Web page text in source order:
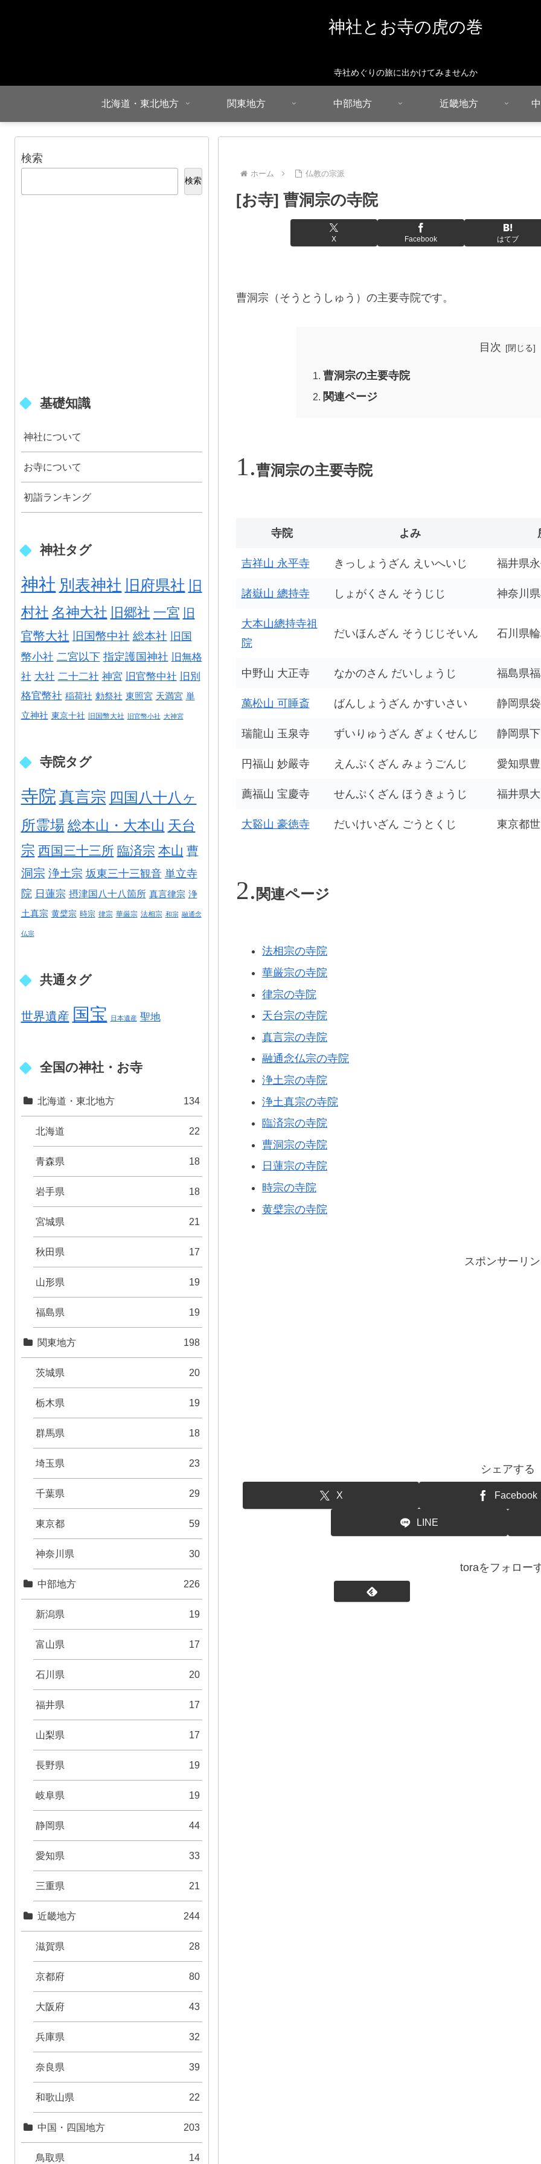
神社とお寺の虎の巻
寺社めぐりの旅に出かけてみませんか
北海道・東北地方 関東地方 中部地方 近畿地方
ホーム 仏教の宗派
[お寺] 曹洞宗の寺院
X Facebook はてブ
曹洞宗（そうとうしゅう）の主要寺院です。
目次
曹洞宗の主要寺院
関連ページ
曹洞宗の主要寺院
寺院 よみ
吉祥山 永平寺 きっしょうざん えいへいじ 福井県
諸嶽山 總持寺 しょがくさん そうじじ 神奈川
大本山總持寺祖
院
だいほんざん そうじじそいん 石川県
中野山 大正寺 なかのさん だいしょうじ 福島県
萬松山 可睡斎 ばんしょうざん かすいさい 静岡県
瑞龍山 玉泉寺 ずいりゅうざん ぎょくせんじ 静岡県
円福山 妙嚴寺 えんぷくざん みょうごんじ 愛知県
薦福山 宝慶寺 せんぷくざん ほうきょうじ 福井県
大谿山 豪徳寺 だいけいざん ごうとくじ 東京都
関連ページ
法相宗の寺院
華厳宗の寺院
律宗の寺院
天台宗の寺院
真言宗の寺院
融通念仏宗の寺院
浄土宗の寺院
浄土真宗の寺院
臨済宗の寺院
曹洞宗の寺院
日蓮宗の寺院
時宗の寺院
黄檗宗の寺院
スポンサーリ
シェアする
X Facebook
LINE
toraをフォロー
検索
検索
基礎知識
神社について
お寺について
初詣ランキング
神社タグ
神社 別表神社 旧府県社 旧
村社 名神大社 旧郷社 一宮
旧
官幣大社
旧国幣中社 総本社
旧国
幣小社 二宮以下 指定護国神社 旧無格
社 大社 二十二社 神宮 旧官幣中社
旧別
格官幣社 稲荷社 勅祭社 東照宮 天満宮 単
立神社 東京十社 旧国幣大社 旧官幣小社 大神宮
寺院タグ
寺院 真言宗 四国八十八ヶ
所霊場 総本山・大本山 天台
宗 西国三十三所 臨済宗 本山 曹
洞宗 浄土宗 坂東三十三観音 単立寺
院 日蓮宗 摂津国八十八箇所 真言律宗 浄
土真宗 黄檗宗 時宗 律宗 華厳宗 法相宗 和宗 融通念
仏宗
共通タグ
世界遺産 国宝 日本遺産 聖地
全国の神社・お寺
北海道・東北地方 134
北海道 22
青森県 18
岩手県 18
宮城県 21
秋田県 17
山形県 19
福島県 19
関東地方 198
茨城県 20
栃木県 19
群馬県 18
埼玉県 23
千葉県 29
東京都 59
神奈川県 30
中部地方 226
新潟県 19
富山県 17
石川県 20
福井県 17
山梨県 17
長野県 19
岐阜県 19
静岡県 44
愛知県 33
三重県 21
近畿地方 244
滋賀県 28
京都府 80
大阪府 43
兵庫県 32
奈良県 39
和歌山県 22
中国・四国地方 203
鳥取県 14